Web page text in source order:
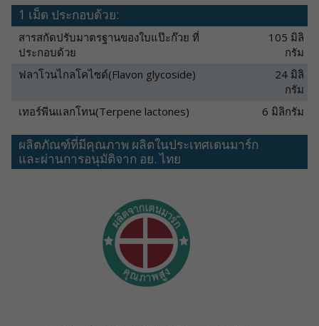
1 เม็ด ประกอบด้วย:
สารสกัดปรับมาตรฐานของใบแป๊ะก๊วย ที่
ประกอบด้วย
105 มิลิ
กรัม
ฟลาโวนไกลโคไซด์(Flavon glycoside)
24 มิลิ
กรัม
เทอร์พีนแลกโทน(Terpene lactones)
6 มิลิกรัม
ผลิตภัณฑ์ที่มีคุณภาพ ผลิตในประเทศเดนมาร์ก
และผ่านการอนุมัติจาก อย. ไทย